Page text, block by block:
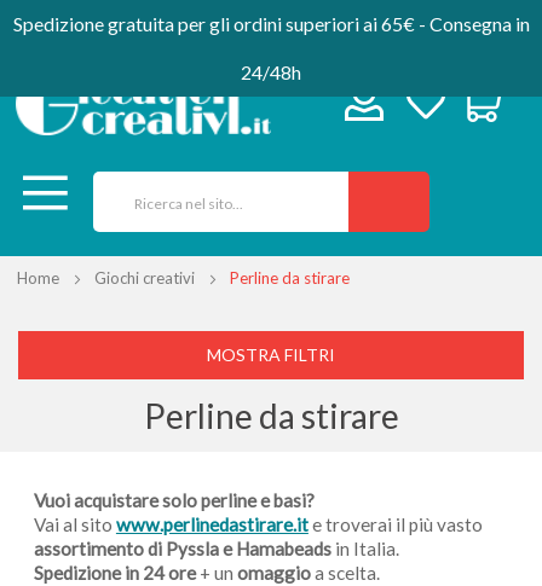
Spedizione gratuita per gli ordini superiori ai 65€ - Consegna in
24/48h
Home Giochi creativi Perline da stirare
Perline da stirare
Vuoi acquistare solo perline e basi?
Vai al sito www.perlinedastirare.ite troverai il più vasto
assortimento di Pyssla e Hamabeadsin Italia.
Spedizione in 24 ore+ un omaggioa scelta.
MOSTRA FILTRI